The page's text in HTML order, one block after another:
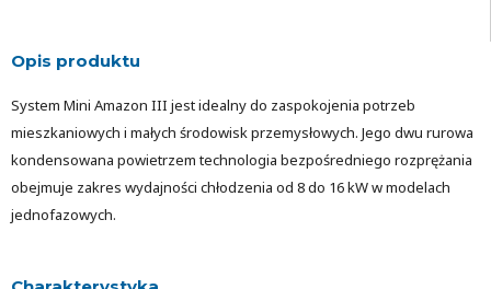
Opis produktu
System Mini Amazon III jest idealny do zaspokojenia potrzeb
mieszkaniowych i małych środowisk przemysłowych. Jego dwu rurowa
kondensowana powietrzem technologia bezpośredniego rozprężania
obejmuje zakres wydajności chłodzenia od 8 do 16 kW w modelach
jednofazowych.